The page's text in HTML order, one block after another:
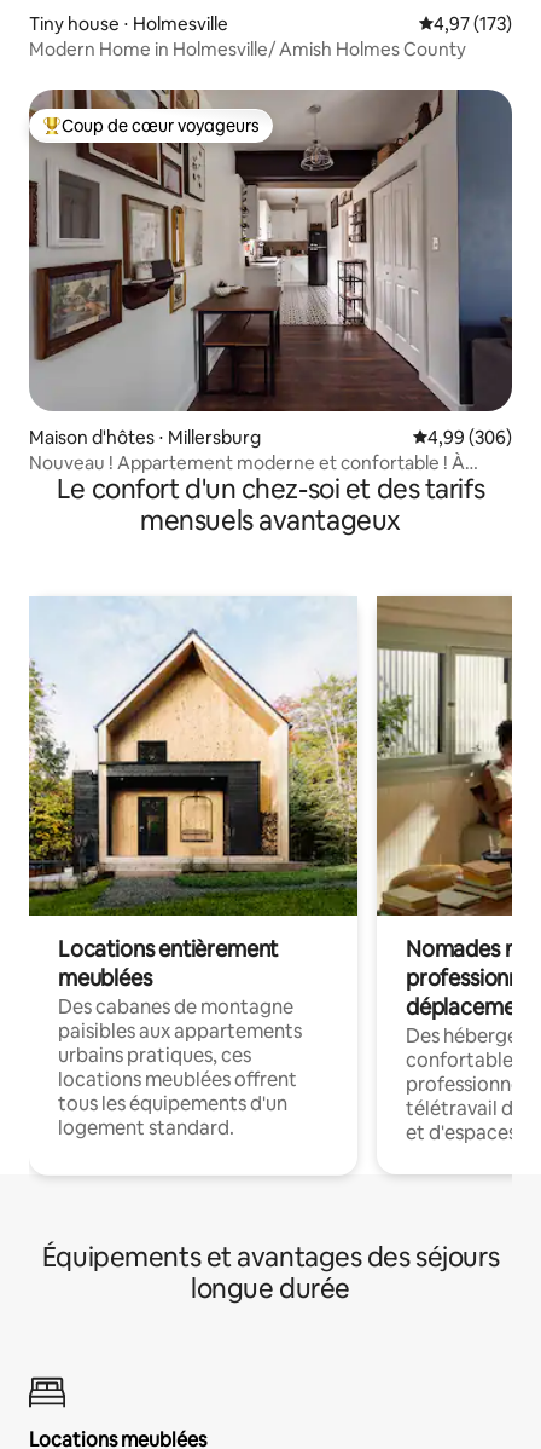
Tiny house ⋅ Holmesville Évaluation
4,97 (173)
Modern Home in Holmesville/ Amish Holmes County
Coups de cœur voyageurs les plus appréciés
Coup de cœur voyageurs
Maison d'hôtes ⋅ Millersburg Évaluation
4,99 (306)
Nouveau ! Appartement moderne et confortable ! À
2 min en voiture de la ville !
Le confort d'un chez-soi et des tarifs
mensuels avantageux
Locations entièrement
meublées
Des cabanes de montagne
paisibles aux appartements
urbains pratiques, ces
locations meublées offrent
tous les équipements d'un
logement standard.
Nomades
déplacement
Des
confortables
professionnels
télétravail
et d'espaces
Équipements et avantages des séjours
longue durée
Locations meublées